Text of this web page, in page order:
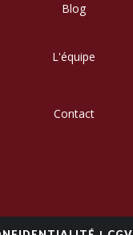
Blog
L'équipe
Contact